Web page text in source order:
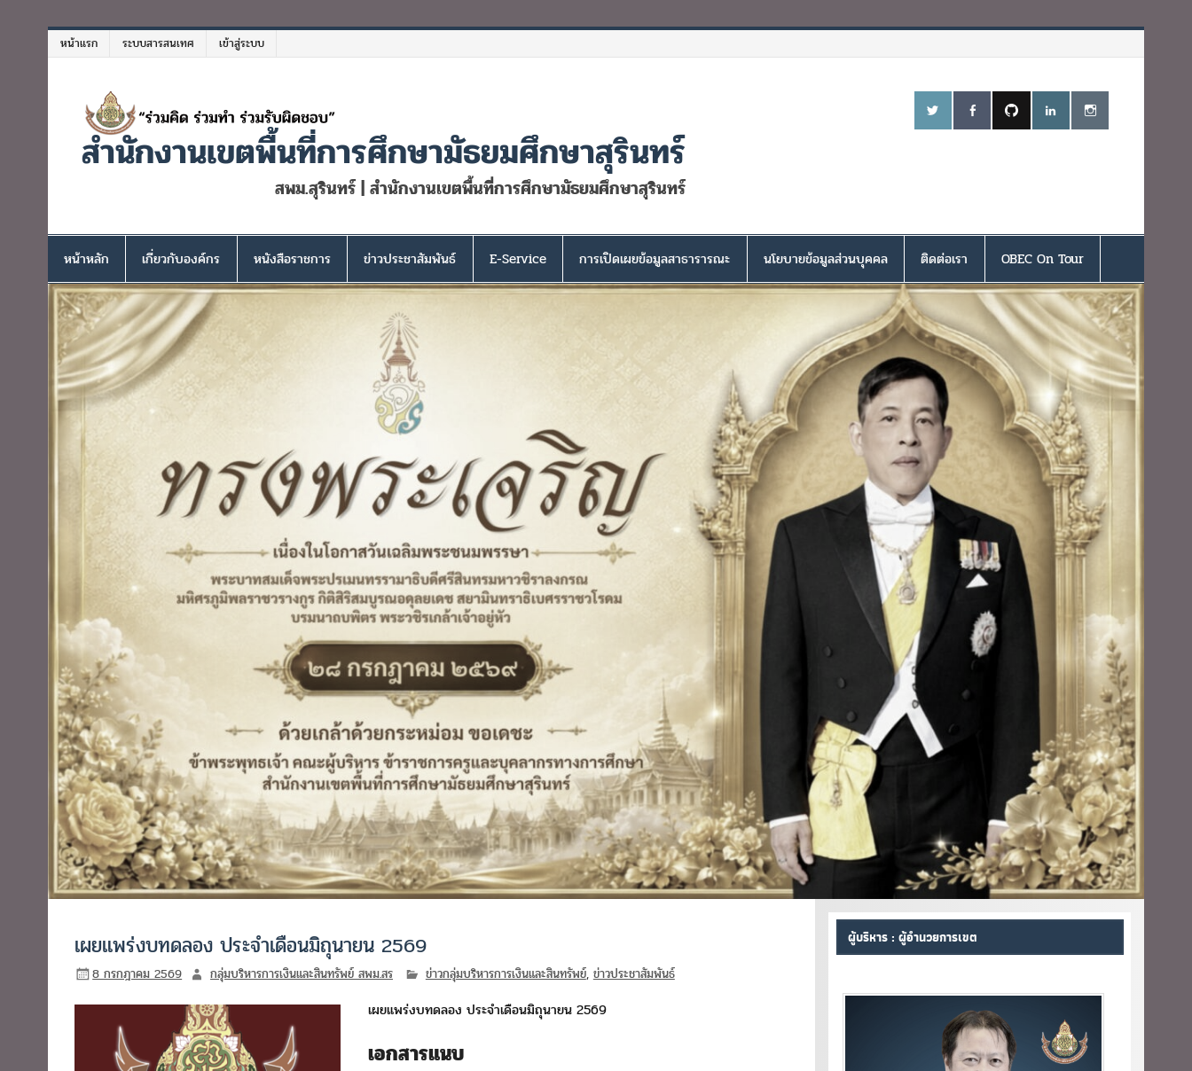
หน้าแรก ระบบสารสนเทศ เข้าสู่ระบบ
สำนักงานเขตพื้นที่การศึกษามัธยมศึกษาสุรินทร์
สพม.สุรินทร์ | สำนักงานเขตพื้นที่การศึกษามัธยมศึกษาสุรินทร์
หน้าหลัก เกี่ยวกับองค์กร หนังสือราชการ ข่าวประชาสัมพันธ์ E-Service การเปิดเผยข้อมูลสาธารารณะ นโยบายข้อมูลส่วนบุคคล ติดต่อเรา OBEC On Tour
เผยแพร่งบทดลอง ประจำเดือนมิถุนายน 2569
8 กรกฎาคม 2569 กลุ่มบริหารการเงินและสินทรัพย์ สพม.สร ข่าวกลุ่มบริหารการเงินและสินทรัพย์, ข่าวประชาสัมพันธ์
เผยแพร่งบทดลอง ประจำเดือนมิถุนายน 2569
เอกสารแนบ
ผู้บริหาร : ผู้อำนวยการเขต